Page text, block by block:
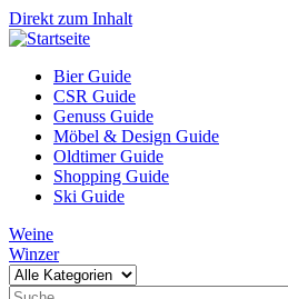
Direkt zum Inhalt
Bier Guide
CSR Guide
Genuss Guide
Möbel & Design Guide
Oldtimer Guide
Shopping Guide
Ski Guide
Weine
Winzer